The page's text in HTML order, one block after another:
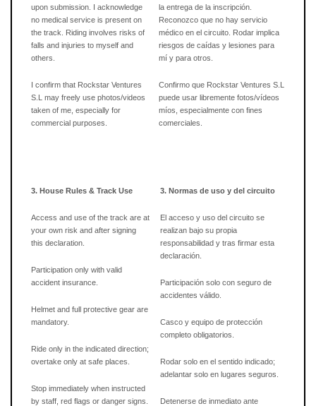
upon submission. I acknowledge
no medical service is present on
the track. Riding involves risks of
falls and injuries to myself and
others.
I confirm that Rockstar Ventures
S.L may freely use photos/videos
taken of me, especially for
commercial purposes.
la entrega de la inscripción.
Reconozco que no hay servicio
médico en el circuito. Rodar implica
riesgos de caídas y lesiones para
mí y para otros.
Confirmo que Rockstar Ventures S.L
puede usar libremente fotos/vídeos
míos, especialmente con fines
comerciales.
3. House Rules & Track Use 3. Normas de uso y del circuito
Access and use of the track are at
your own risk and after signing
this declaration.
Participation only with valid
accident insurance.
Helmet and full protective gear are
mandatory.
Ride only in the indicated direction;
overtake only at safe places.
Stop immediately when instructed
by staff, red flags or danger signs.
El acceso y uso del circuito se
realizan bajo su propia
responsabilidad y tras firmar esta
declaración.
Participación solo con seguro de
accidentes válido.
Casco y equipo de protección
completo obligatorios.
Rodar solo en el sentido indicado;
adelantar solo en lugares seguros.
Detenerse de inmediato ante